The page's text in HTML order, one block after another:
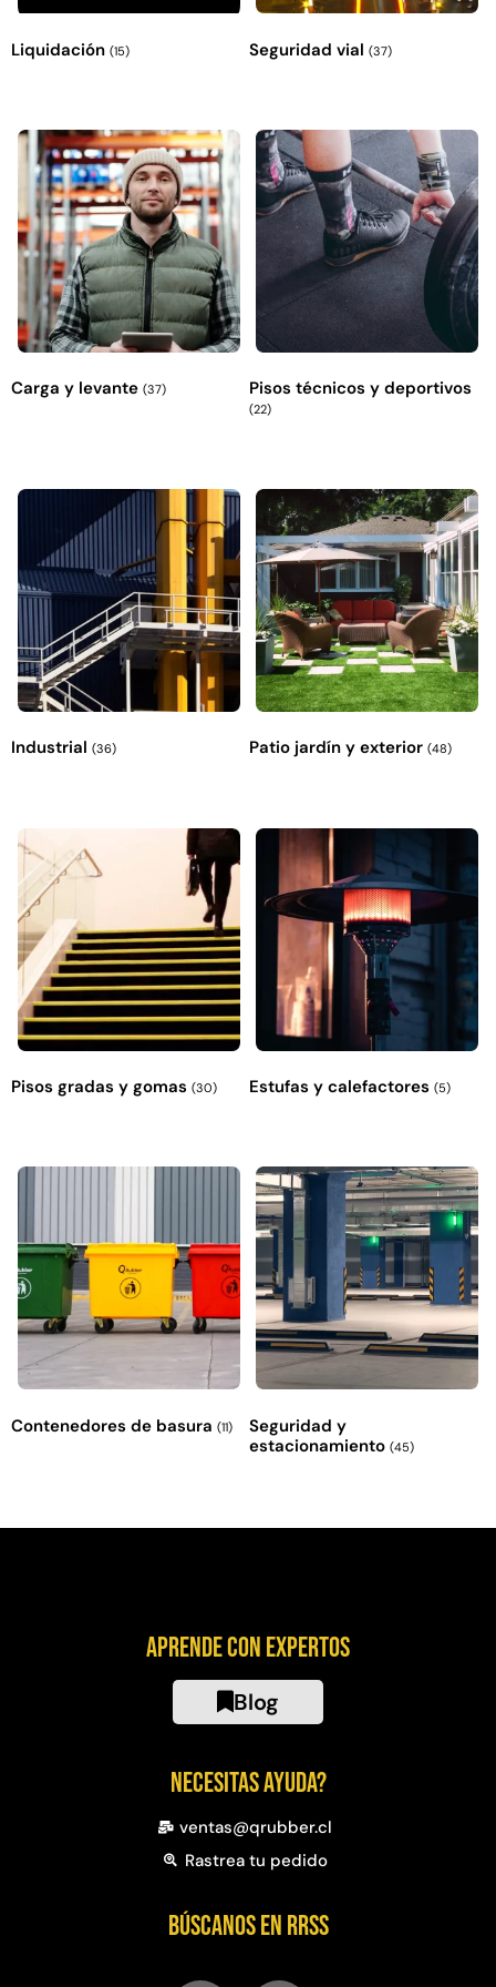
Liquidación (15) Seguridad vial (37)
Carga y levante (37) Pisos técnicos y deportivos
(22)
Industrial (36) Patio jardín y exterior (48)
Pisos gradas y gomas (30) Estufas y calefactores (5)
Contenedores de basura (11)
Seguridad y
estacionamiento (45)
Aprende con expertos
Blog
Necesitas ayuda?
ventas@qrubber.cl
Rastrea tu pedido
Búscanos en RRSS